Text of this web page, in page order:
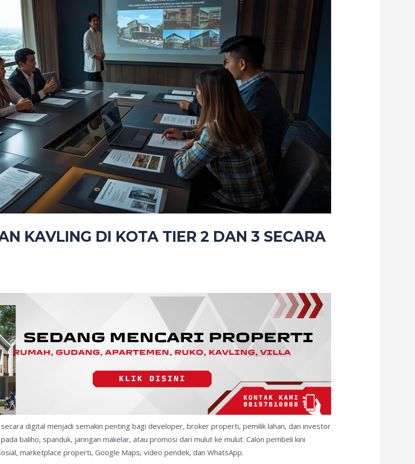
KAVLING DI KOTA TIER 2 DAN 3 SECARA
digital menjadi semakin penting bagi developer, broker properti, pemilik lahan, dan investor
baliho, spanduk, jaringan makelar, atau promosi dari mulut ke mulut. Calon pembeli kini
marketplace properti, Google Maps, video pendek, dan WhatsApp.